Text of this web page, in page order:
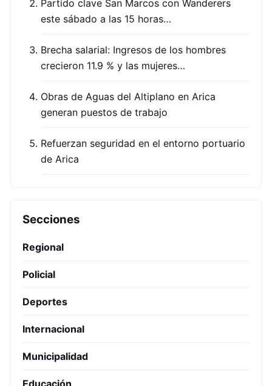
Partido clave San Marcos con Wanderers
este sábado a las 15 horas…
Brecha salarial: Ingresos de los hombres
crecieron 11.9 % y las mujeres…
Obras de Aguas del Altiplano en Arica
generan puestos de trabajo
Refuerzan seguridad en el entorno portuario
de Arica
Secciones
Regional
Policial
Deportes
Internacional
Municipalidad
Educación